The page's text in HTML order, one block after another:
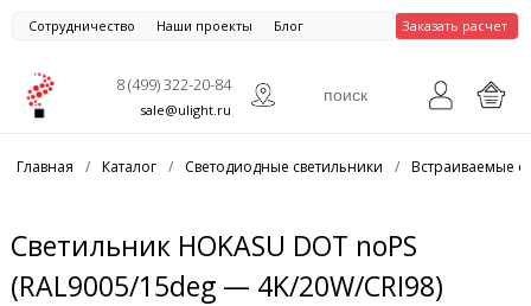
Сотрудничество Наши проекты Блог Заказать расчет
8 (499) 322-20-84
sale@ulight.ru
Главная / Каталог / Светодиодные светильники / Встраиваемые
Светильник HOKASU DOT noPS
(RAL9005/15deg — 4K/20W/CRI98)